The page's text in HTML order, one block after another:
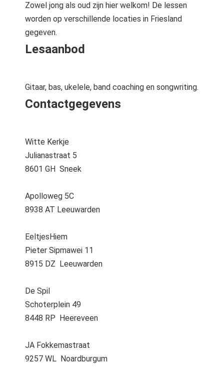
Zowel jong als oud zijn hier welkom! De lessen
worden op verschillende locaties in Friesland
gegeven.
Lesaanbod
Gitaar, bas, ukelele, band coaching en songwriting.
Contactgegevens
Witte Kerkje
Julianastraat 5
8601 GH Sneek
Apolloweg 5C
8938 AT Leeuwarden
EeltjesHiem
Pieter Sipmawei 11
8915 DZ Leeuwarden
De Spil
Schoterplein 49
8448 RP Heereveen
JA Fokkemastraat
9257 WL Noardburgum